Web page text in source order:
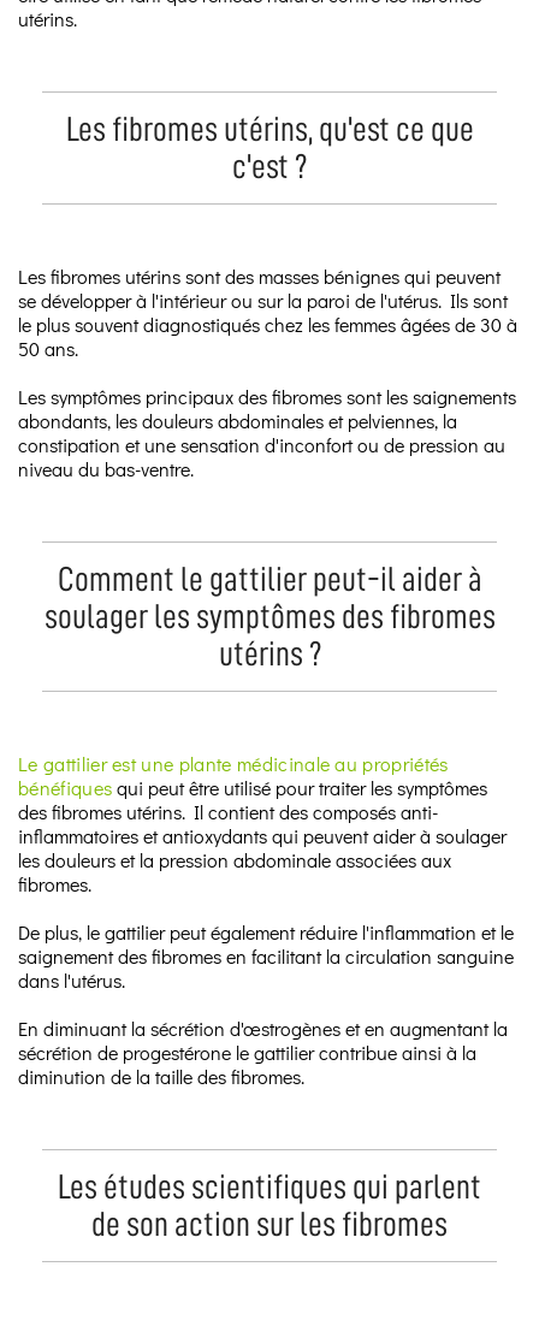
utérins.
Les fibromes utérins, qu'est ce que
c'est ?
Les fibromes utérins sont des masses bénignes qui peuvent
se développer à l'intérieur ou sur la paroi de l'utérus. Ils sont
le plus souvent diagnostiqués chez les femmes âgées de 30 à
50 ans.
Les symptômes principaux des fibromes sont les saignements
abondants, les douleurs abdominales et pelviennes, la
constipation et une sensation d'inconfort ou de pression au
niveau du bas-ventre.
Comment le gattilier peut-il aider à
soulager les symptômes des fibromes
utérins ?
Le gattilier est une plante médicinale au propriétés
bénéfiquesqui peut être utilisé pour traiter les symptômes
des fibromes utérins. Il contient des composés anti-
inflammatoires et antioxydants qui peuvent aider à soulager
les douleurs et la pression abdominale associées aux
fibromes.
De plus, le gattilier peut également réduire l'inflammation et le
saignement des fibromes en facilitant la circulation sanguine
dans l'utérus.
En diminuant la sécrétion d'œstrogènes et en augmentant la
sécrétion de progestérone le gattilier contribue ainsi à la
diminution de la taille des fibromes.
Les études scientifiques qui parlent
de son action sur les fibromes